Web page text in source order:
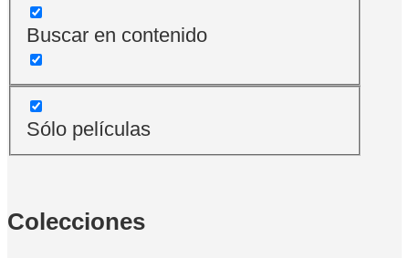
Buscar en contenido
Sólo películas
Colecciones